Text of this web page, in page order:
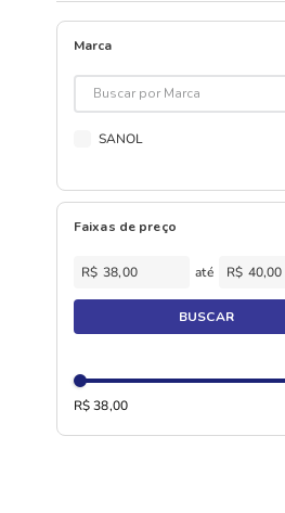
Marca
SANOL
Faixas de preço
R$ R$
BUSCAR
R$ 38,00